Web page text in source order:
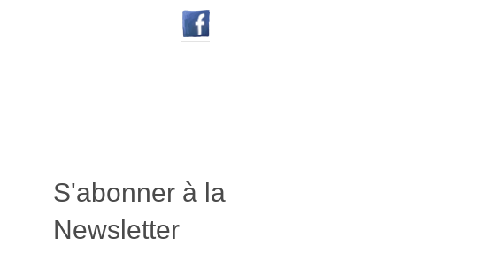
S'abonner à la
Newsletter